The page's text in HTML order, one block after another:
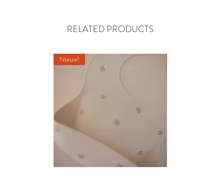
RELATED PRODUCTS
Nieuw!